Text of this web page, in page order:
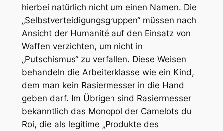
hierbei natürlich nicht um einen Namen. Die
„Selbstverteidigungsgruppen“ müssen nach
Ansicht der Humanité auf den Einsatz von
Waffen verzichten, um nicht in
„Putschismus“ zu verfallen. Diese Weisen
behandeln die Arbeiterklasse wie ein Kind,
dem man kein Rasiermesser in die Hand
geben darf. Im Übrigen sind Rasiermesser
bekanntlich das Monopol der Camelots du
Roi, die als legitime „Produkte des